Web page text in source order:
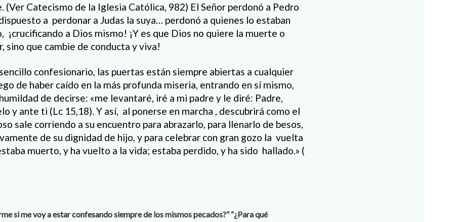
Catecismo de la Iglesia Católica, 982) El Señor perdonó a Pedro
a perdonar a Judas la suya… perdonó a quienes lo estaban
¡crucificando a Dios mismo! ¡Y es que Dios no quiere la muerte o
sino que cambie de conducta y viva!
confesionario, las puertas están siempre abiertas a cualquier
de haber caído en la más profunda miseria, entrando en sí mismo,
de decirse: «me levantaré, iré a mi padre y le diré: Padre,
y ante ti (Lc 15,18). Y así, al ponerse en marcha , descubrirá como el
sale corriendo a su encuentro para abrazarlo, para llenarlo de besos,
de su dignidad de hijo, y para celebrar con gran gozo la vuelta
muerto, y ha vuelto a la vida; estaba perdido, y ha sido hallado.» (
si me voy a estar confesando siempre de los mismos pecados?” “¿Para qué